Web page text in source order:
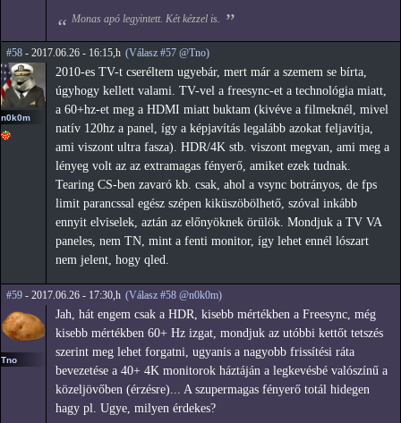
Monas apó legyintett. Két kézzel is.
#58 - 2017.06.26 - 16:15,h (Válasz #57 @Tno)
n0k0m
2010-es TV-t cseréltem ugyebár, mert már a szemem se bírta,
úgyhogy kellett valami. TV-vel a freesync-et a technológia miatt,
a 60+hz-et meg a HDMI miatt buktam (kivéve a filmeknél, mivel
natív 120hz a panel, így a képjavítás legalább azokat feljavítja,
ami viszont ultra fasza). HDR/4K stb. viszont megvan, ami meg a
lényeg volt az az extramagas fényerő, amiket ezek tudnak.
Tearing CS-ben zavaró kb. csak, ahol a vsync botrányos, de fps
limit parancssal egész szépen kiküszöbölhető, szóval inkább
ennyit elviselek, aztán az előnyöknek örülök. Mondjuk a TV VA
paneles, nem TN, mint a fenti monitor, így lehet ennél lószart
nem jelent, hogy qled.
#59 - 2017.06.26 - 17:30,h (Válasz #58 @n0k0m)
Tno
Jah, hát engem csak a HDR, kisebb mértékben a Freesync, még
kisebb mértékben 60+ Hz izgat, mondjuk az utóbbi kettőt tetszés
szerint meg lehet forgatni, ugyanis a nagyobb frissítési ráta
bevezetése a 40+ 4K monitorok háztáján a legkevésbé valószínű a
közeljövőben (érzésre)... A szupermagas fényerő totál hidegen
hagy pl. Ugye, milyen érdekes?